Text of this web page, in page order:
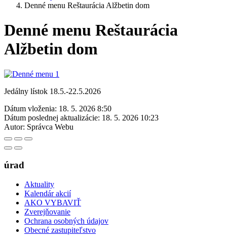
Denné menu Reštaurácia Alžbetin dom
Denné menu Reštaurácia
Alžbetin dom
Jedálny lístok 18.5.-22.5.2026
Dátum vloženia: 18. 5. 2026 8:50
Dátum poslednej aktualizácie: 18. 5. 2026 10:23
Autor: Správca Webu
úrad
Aktuality
Kalendár akcií
AKO VYBAVIŤ
Zverejňovanie
Ochrana osobných údajov
Obecné zastupiteľstvo